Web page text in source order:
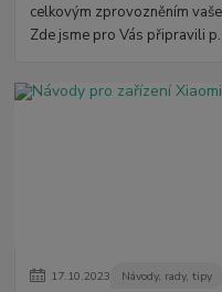
celkovým zprovozněním
Zde jsme pro Vás připravili
17.10.2023 Návody, rady, tipy